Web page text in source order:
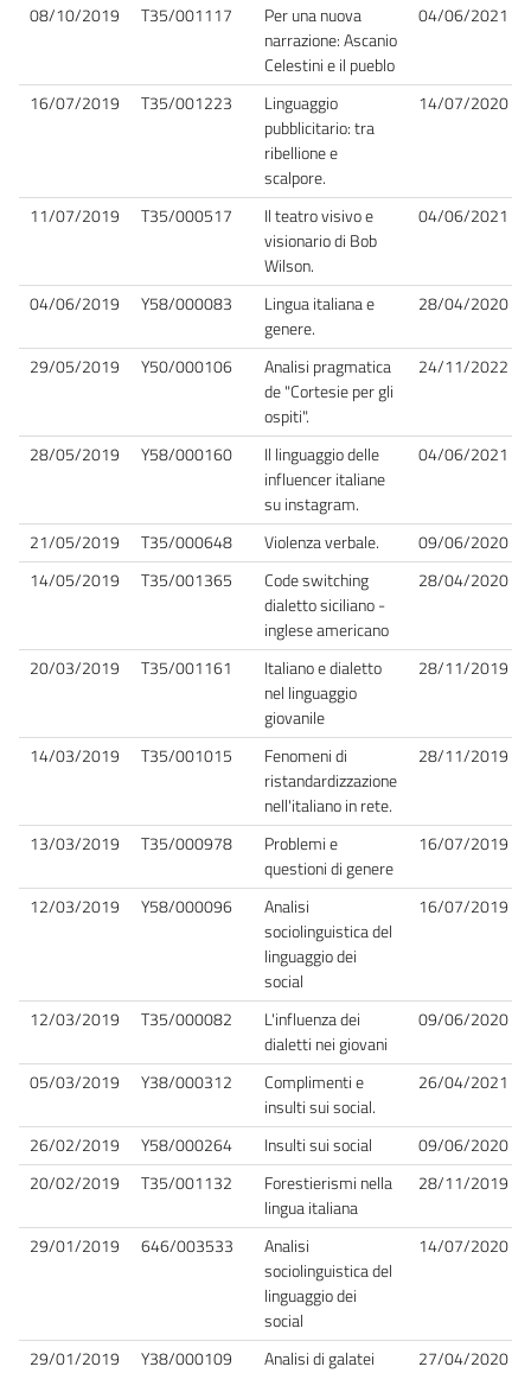
08/10/2019 T35/001117
Per una nuova
narrazione: Ascanio
Celestini e il pueblo
04/06/2021
16/07/2019 T35/001223
Linguaggio
pubblicitario: tra
ribellione e
scalpore.
14/07/2020
11/07/2019 T35/000517
Il teatro visivo e
visionario di Bob
Wilson.
04/06/2021
04/06/2019 Y58/000083
Lingua italiana e
genere.
28/04/2020
29/05/2019 Y50/000106
Analisi pragmatica
de "Cortesie per gli
ospiti".
24/11/2022
28/05/2019 Y58/000160
Il linguaggio delle
influencer italiane
su instagram.
04/06/2021
21/05/2019 T35/000648 Violenza verbale.
09/06/2020
14/05/2019
T35/001365
Code switching
dialetto siciliano -
inglese americano
28/04/2020
20/03/2019 T35/001161
Italiano e dialetto
nel linguaggio
giovanile
28/11/2019
14/03/2019 T35/001015
Fenomeni di
ristandardizzazione
nell'italiano in rete.
28/11/2019
13/03/2019 T35/000978
Problemi e
questioni di genere
16/07/2019
12/03/2019 Y58/000096
Analisi
sociolinguistica del
linguaggio dei
social
16/07/2019
12/03/2019 T35/000082
L'influenza dei
dialetti nei giovani
09/06/2020
05/03/2019 Y38/000312
Complimenti e
insulti sui social.
26/04/2021
26/02/2019 Y58/000264 Insulti sui social
09/06/2020
20/02/2019
T35/001132
Forestierismi nella
lingua italiana
28/11/2019
29/01/2019 646/003533
Analisi
sociolinguistica del
linguaggio dei
social
14/07/2020
29/01/2019 Y38/000109
Analisi di galatei
27/04/2020